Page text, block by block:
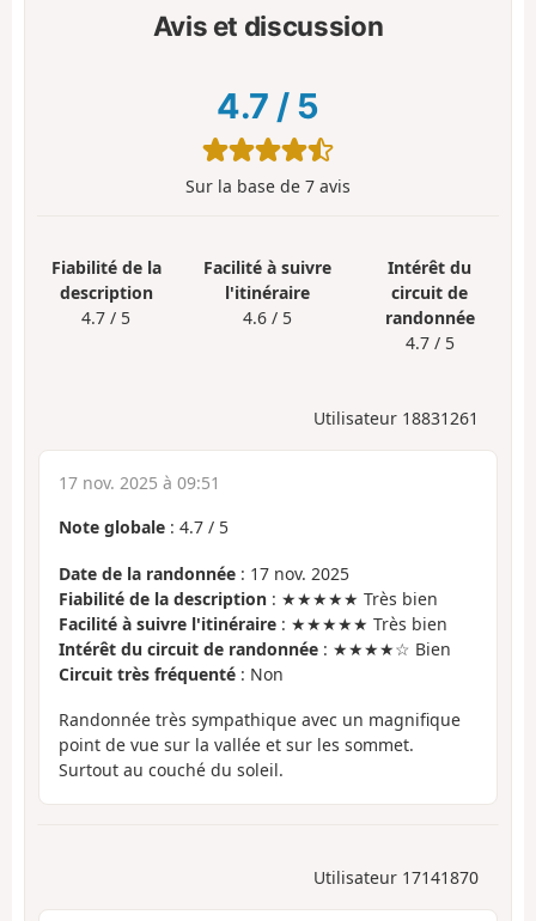
Avis et discussion
4.7 / 5
Sur la base de 7 avis
Fiabilité de la
description
4.7 / 5
Facilité à suivre
l'itinéraire
4.6 / 5
Intérêt du
circuit de
randonnée
4.7 / 5
Utilisateur 18831261
17 nov. 2025 à 09:51
Note globale : 4.7 / 5
Date de la randonnée : 17 nov. 2025
Fiabilité de la description : ★★★★★ Très bien
Facilité à suivre l'itinéraire : ★★★★★ Très bien
Intérêt du circuit de randonnée : ★★★★☆ Bien
Circuit très fréquenté : Non
Randonnée très sympathique avec un magnifique
point de vue sur la vallée et sur les sommet.
Surtout au couché du soleil.
Utilisateur 17141870